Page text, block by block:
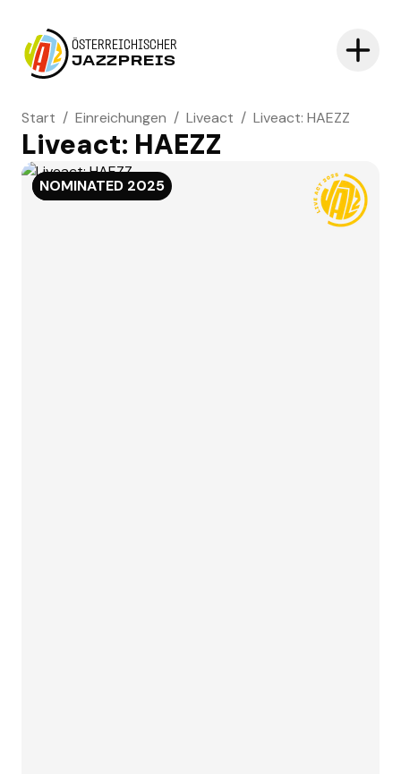
ÖSTERREICHISCHER
JAZZPREIS
Start / Einreichungen / Liveact / Liveact: HAEZZ
Liveact: HAEZZ
NOMINATED
NOMINATED 2025